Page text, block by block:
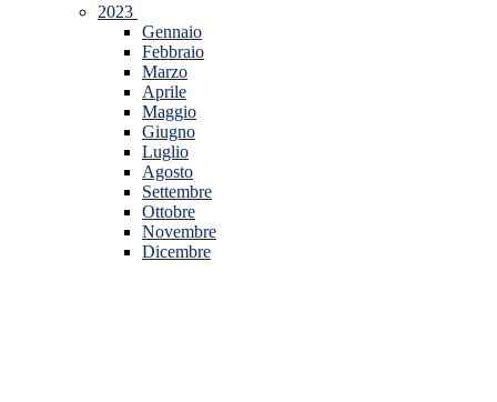
2023
Gennaio
Febbraio
Marzo
Aprile
Maggio
Giugno
Luglio
Agosto
Settembre
Ottobre
Novembre
Dicembre